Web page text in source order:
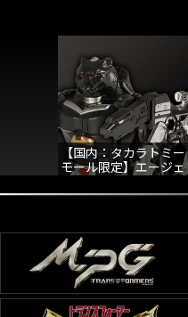
【国内：タカラトミー
モール限定】エージェ
ントラヴィッジ&ラヴィ
ッジ